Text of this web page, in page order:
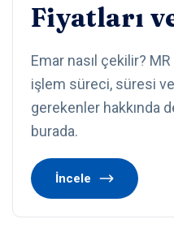
Fiyatları
Emar nasıl çekilir?
işlem süreci, süresi
gerekenler hakkında
burada.
İncele